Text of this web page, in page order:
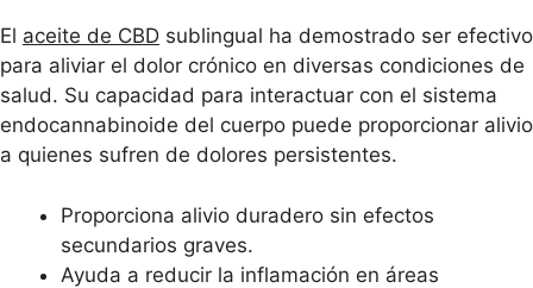
El aceite de CBD sublingual ha demostrado ser efectivo
para aliviar el dolor crónico en diversas condiciones de
salud. Su capacidad para interactuar con el sistema
endocannabinoide del cuerpo puede proporcionar alivio
a quienes sufren de dolores persistentes.
Proporciona alivio duradero sin efectos
secundarios graves.
Ayuda a reducir la inflamación en áreas